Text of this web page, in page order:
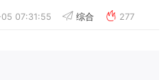
07:31:55 综合 277